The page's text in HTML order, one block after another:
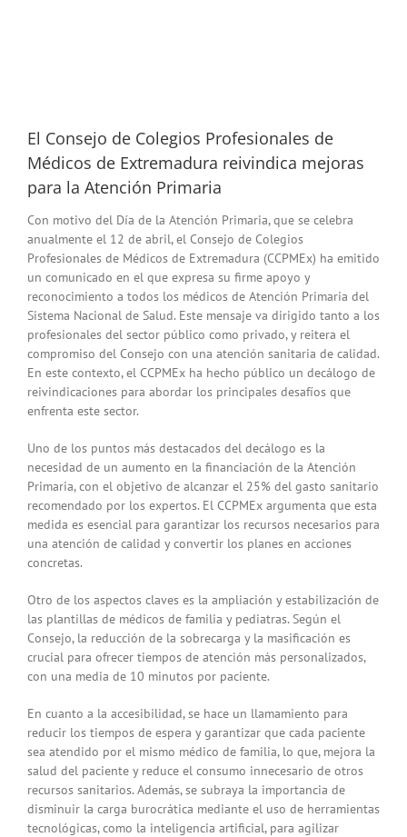
El Consejo de Colegios Profesionales de
Médicos de Extremadura reivindica mejoras
para la Atención Primaria
Con motivo del Día de la Atención Primaria, que se celebra
anualmente el 12 de abril, el Consejo de Colegios
Profesionales de Médicos de Extremadura (CCPMEx) ha emitido
un comunicado en el que expresa su firme apoyo y
reconocimiento a todos los médicos de Atención Primaria del
Sistema Nacional de Salud. Este mensaje va dirigido tanto a los
profesionales del sector público como privado, y reitera el
compromiso del Consejo con una atención sanitaria de calidad.
En este contexto, el CCPMEx ha hecho público un decálogo de
reivindicaciones para abordar los principales desafíos que
enfrenta este sector.
Uno de los puntos más destacados del decálogo es la
necesidad de un aumento en la financiación de la Atención
Primaria, con el objetivo de alcanzar el 25% del gasto sanitario
recomendado por los expertos. El CCPMEx argumenta que esta
medida es esencial para garantizar los recursos necesarios para
una atención de calidad y convertir los planes en acciones
concretas.
Otro de los aspectos claves es la ampliación y estabilización de
las plantillas de médicos de familia y pediatras. Según el
Consejo, la reducción de la sobrecarga y la masificación es
crucial para ofrecer tiempos de atención más personalizados,
con una media de 10 minutos por paciente.
En cuanto a la accesibilidad, se hace un llamamiento para
reducir los tiempos de espera y garantizar que cada paciente
sea atendido por el mismo médico de familia, lo que, mejora la
salud del paciente y reduce el consumo innecesario de otros
recursos sanitarios. Además, se subraya la importancia de
disminuir la carga burocrática mediante el uso de herramientas
tecnológicas, como la inteligencia artificial, para agilizar